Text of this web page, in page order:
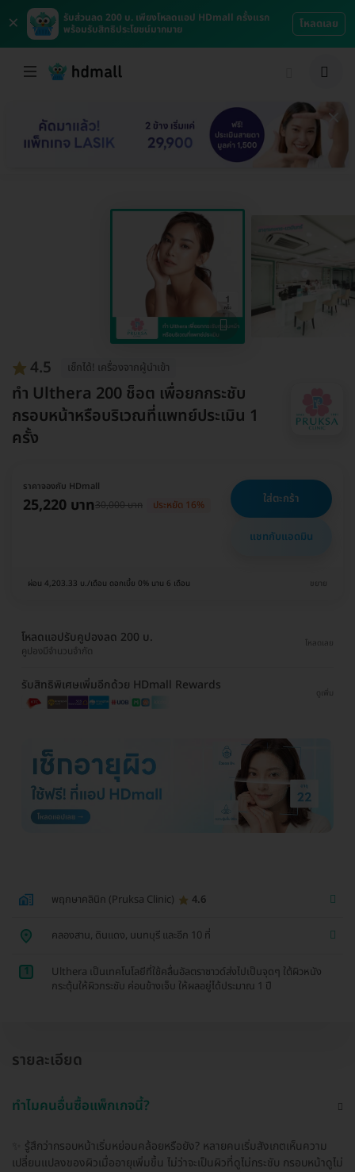
×
รับส่วนลด 200 บ. เพียงโหลดแอป HDmall ครั้งแรก
พร้อมรับสิทธิประโยชน์มากมาย
โหลดเลย
4.5 เช็กได้! เครื่องจากผู้นำเข้า
ทำ Ulthera 200 ช็อต เพื่อยกกระชับ
กรอบหน้าหรือบริเวณที่แพทย์ประเมิน 1
ครั้ง
ราคาจองกับ HDmall
25,220 บาท30,000 บาท ประหยัด 16% ใส่ตะกร้า
แชทกับแอดมิน
ผ่อน 4,203.33 บ./เดือน ดอกเบี้ย 0% นาน 6 เดือน ขยาย
โหลดแอปรับคูปองลด 200 บ.
คูปองมีจำนวนจำกัด
โหลดเลย
รับสิทธิพิเศษเพิ่มอีกด้วย HDmall Rewards
ดูเพิ่ม
พฤกษาคลินิก (Pruksa Clinic) 4.6
คลองสาน, ดินแดง, นนทบุรี และอีก 10 ที่
1
Ulthera เป็นเทคโนโลยีที่ใช้คลื่นอัลตราซาวด์ส่งไปเป็นจุดๆ ใต้ผิวหนัง
กระตุ้นให้ผิวกระชับ ค่อนข้างเจ็บ ให้ผลอยู่ได้ประมาณ 1 ปี
รายละเอียด
ทำไมคนอื่นซื้อแพ็กเกจนี้?
✨ รู้สึกว่ากรอบหน้าเริ่มหย่อนคล้อยหรือยัง? หลายคนเริ่มสังเกตเห็นความ
เปลี่ยนแปลงของผิวเมื่ออายุเพิ่มขึ้น ไม่ว่าจะเป็นผิวที่ดูไม่กระชับ กรอบหน้าดูไม่